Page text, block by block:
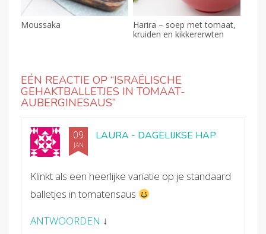
Moussaka
Harira – soep met tomaat,
kruiden en kikkererwten
EÉN REACTIE OP “ISRAËLISCHE
GEHAKTBALLETJES IN TOMAAT-
AUBERGINESAUS”
LAURA - DAGELIJKSE HAP
09
JAN
Klinkt als een heerlijke variatie op je standaard
balletjes in tomatensaus
ANTWOORDEN ↓